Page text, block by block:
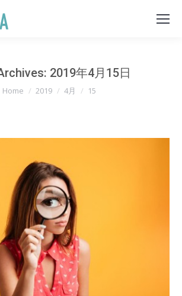
2019年4月15日
You are here:
Home 2019 4月 15